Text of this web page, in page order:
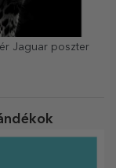
Jaguar poszter